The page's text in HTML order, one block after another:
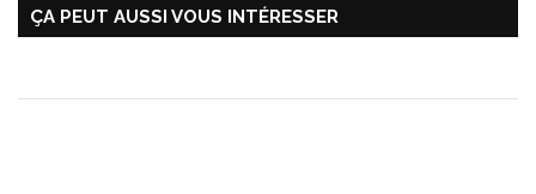
ÇA PEUT AUSSI VOUS INTÉRESSER